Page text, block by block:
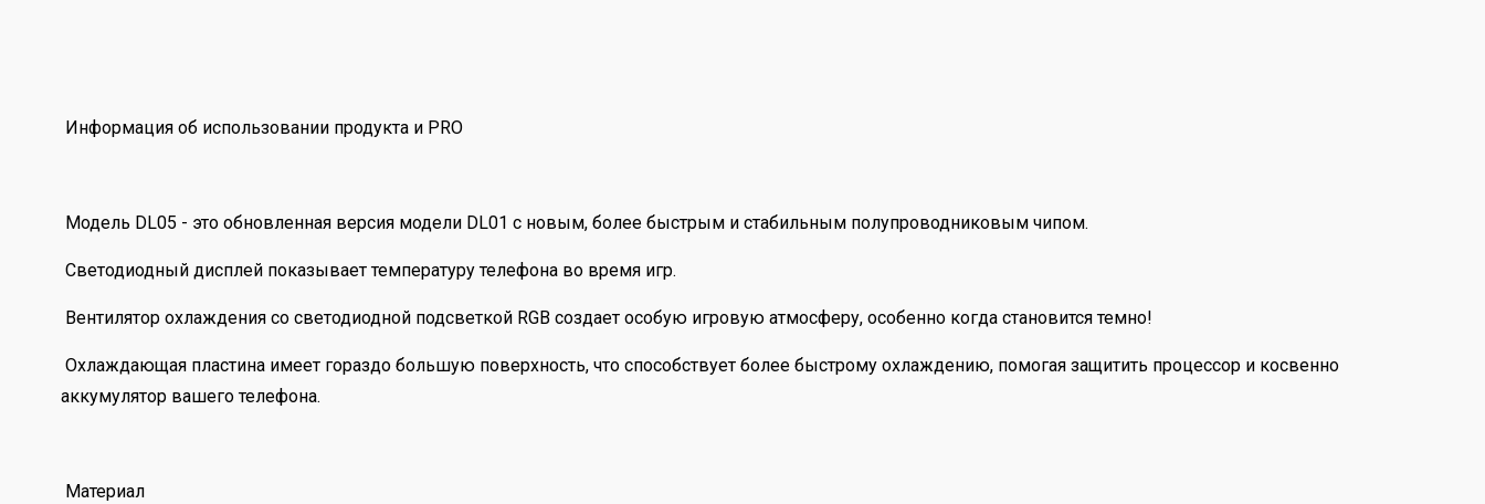
Информация об использовании продукта и PRO
Модель DL05 - это обновленная версия модели DL01 с новым, более быстрым и стабильным полупроводниковым чипом.
Светодиодный дисплей показывает температуру телефона во время игр.
Вентилятор охлаждения со светодиодной подсветкой RGB создает особую игровую атмосферу, особенно когда становится темно!
Охлаждающая пластина имеет гораздо большую поверхность, что способствует более быстрому охлаждению, помогая защитить процессор и косвенно
аккумулятор вашего телефона.
Материал